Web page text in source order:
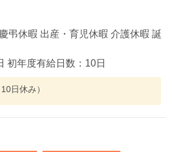
弔休暇 出産・育児休暇 介護休暇 誕
初年度有給日数：10日
日休み）